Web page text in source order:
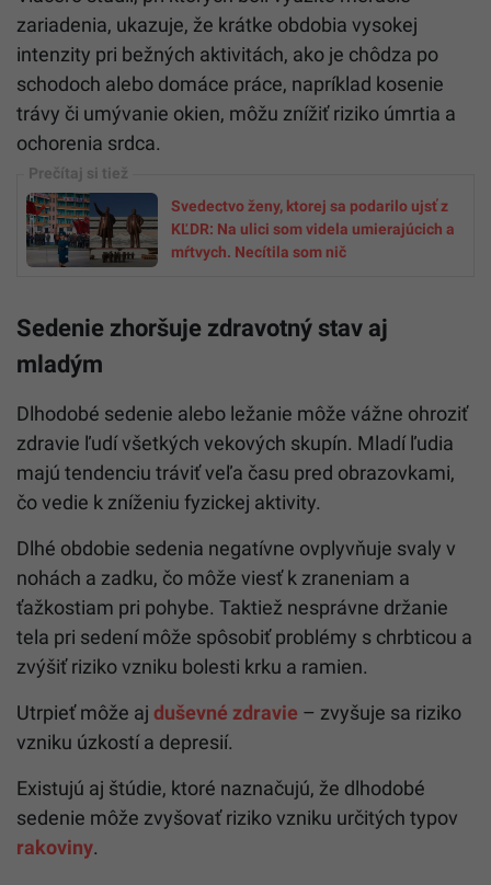
zariadenia, ukazuje, že krátke obdobia vysokej
intenzity pri bežných aktivitách, ako je chôdza po
schodoch alebo domáce práce, napríklad kosenie
trávy či umývanie okien, môžu znížiť riziko úmrtia a
ochorenia srdca.
Svedectvo ženy, ktorej sa podarilo ujsť z
KĽDR: Na ulici som videla umierajúcich a
mŕtvych. Necítila som nič
Sedenie zhoršuje zdravotný stav aj
mladým
Dlhodobé sedenie alebo ležanie môže vážne ohroziť
zdravie ľudí všetkých vekových skupín. Mladí ľudia
majú tendenciu tráviť veľa času pred obrazovkami,
čo vedie k zníženiu fyzickej aktivity.
Dlhé obdobie sedenia negatívne ovplyvňuje svaly v
nohách a zadku, čo môže viesť k zraneniam a
ťažkostiam pri pohybe. Taktiež nesprávne držanie
tela pri sedení môže spôsobiť problémy s chrbticou a
zvýšiť riziko vzniku bolesti krku a ramien.
Utrpieť môže aj duševné zdravie – zvyšuje sa riziko
vzniku úzkostí a depresií.
Existujú aj štúdie, ktoré naznačujú, že dlhodobé
sedenie môže zvyšovať riziko vzniku určitých typov
rakoviny.